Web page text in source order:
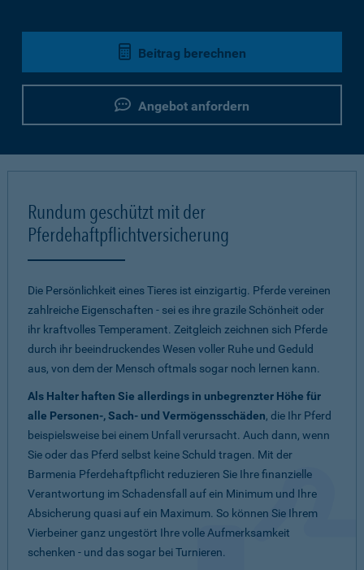
Beitrag berechnen
Angebot anfordern
Rundum geschützt mit der
Pferdehaftpflichtversicherung
Die Persönlichkeit eines Tieres ist einzigartig. Pferde vereinen
zahlreiche Eigenschaften - sei es ihre grazile Schönheit oder
ihr kraftvolles Temperament. Zeitgleich zeichnen sich Pferde
durch ihr beeindruckendes Wesen voller Ruhe und Geduld
aus, von dem der Mensch oftmals sogar noch lernen kann.
Als Halter haften Sie allerdings in unbegrenzter Höhe für
alle Personen-, Sach- und Vermögensschäden, die Ihr Pferd
beispielsweise bei einem Unfall verursacht. Auch dann, wenn
Sie oder das Pferd selbst keine Schuld tragen. Mit der
Barmenia Pferdehaftpflicht reduzieren Sie Ihre finanzielle
Verantwortung im Schadensfall auf ein Minimum und Ihre
Absicherung quasi auf ein Maximum. So können Sie Ihrem
Vierbeiner ganz ungestört Ihre volle Aufmerksamkeit
schenken - und das sogar bei Turnieren.